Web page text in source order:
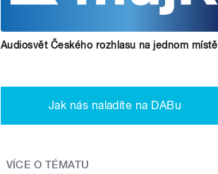
Audiosvět Českého rozhlasu na jednom místě
Jak nás naladíte na DABu
VÍCE O TÉMATU